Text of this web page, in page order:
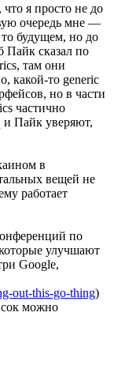
что я просто не до
очередь мне —
будущем, но до
Пайк сказал по
там они
какой-то generic
но в части
частично
и Пайк уверяют,
в
вещей не
работает
по
улучшают
Google,
out-this-go-thing)
можно